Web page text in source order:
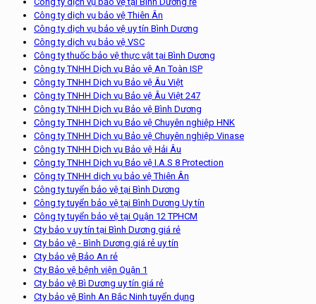
Công ty dịch vụ bảo vệ Thiên Ân
Công ty dịch vụ bảo vệ uy tín Bình Dương
Công ty dịch vụ bảo vệ VSC
Công ty thuốc bảo vệ thực vật tại Bình Dương
Công ty TNHH Dịch vụ Bảo vệ An Toàn ISP
Công ty TNHH Dịch vụ Bảo vệ Âu Việt
Công ty TNHH Dịch vụ Bảo vệ Âu Việt 247
Công ty TNHH Dịch vụ Bảo vệ Bình Dương
Công ty TNHH Dịch vụ Bảo vệ Chuyên nghiệp HNK
Công ty TNHH Dịch vụ Bảo vệ Chuyên nghiệp Vinase
Công ty TNHH Dịch vụ Bảo vệ Hải Âu
Công ty TNHH Dịch vụ Bảo vệ I.A.S 8 Protection
Công ty TNHH dịch vụ bảo vệ Thiên Ân
Công ty tuyển bảo vệ tại Bình Dương
Công ty tuyển bảo vệ tại Bình Dương Uy tín
Công ty tuyển bảo vệ tại Quận 12 TPHCM
Cty bảo v uy tín tại Bình Dương giá rẻ
Cty bảo vệ - Bình Dương giá rẻ uy tín
Cty bảo vệ Bảo An rẻ
Cty Bảo vệ bệnh viện Quận 1
Cty bảo vệ Bì Dương uy tín giá rẻ
Cty bảo vệ Bình An Bắc Ninh tuyển dụng